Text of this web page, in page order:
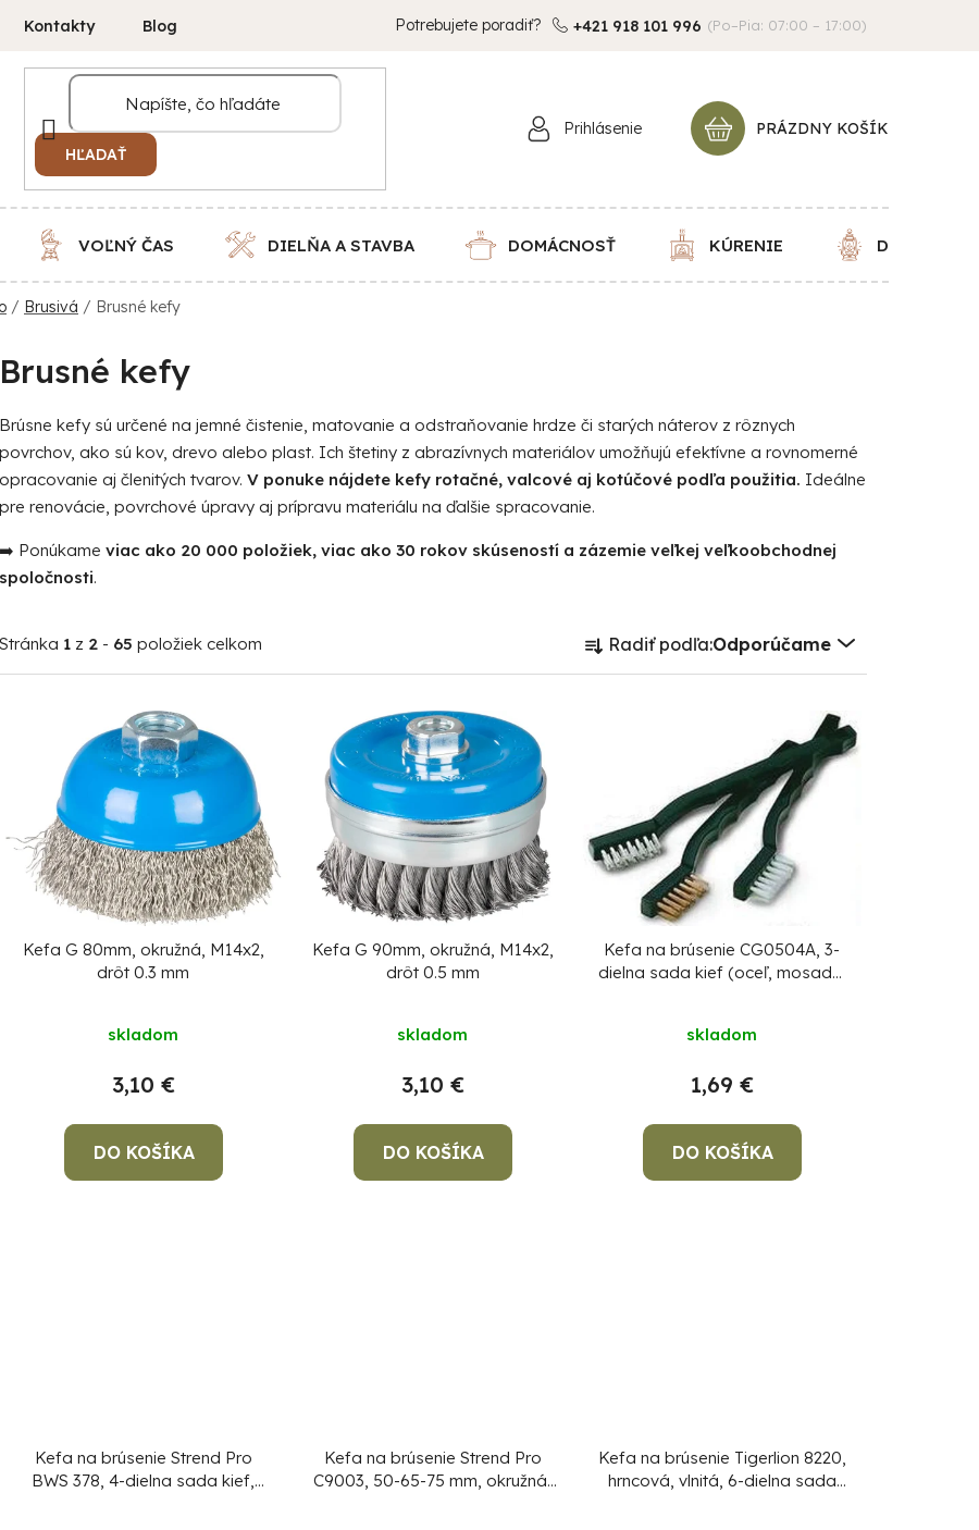
Kontakty Blog Potrebujete poradiť? +421 918 101 996 (Po–Pia: 07:00 – 17:00)
HĽADAŤ
Prihlásenie
NÁKUPNÝ
KOŠÍK
PRÁZDNY KOŠÍK
VOĽNÝ ČAS DIELŇA A STAVBA DOMÁCNOSŤ KÚRENIE DEKORÁCIE
/ Brusivá / Brusné kefy
Brusné kefy
Brúsne kefy sú určené na jemné čistenie, matovanie a odstraňovanie hrdze či starých náterov z rôznych
povrchov, ako sú kov, drevo alebo plast. Ich štetiny z abrazívnych materiálov umožňujú efektívne a rovnomerné
opracovanie aj členitých tvarov. V ponuke nájdete kefy rotačné, valcové aj kotúčové podľa použitia. Ideálne
pre renovácie, povrchové úpravy aj prípravu materiálu na ďalšie spracovanie.
➡️ Ponúkame viac ako 20 000 položiek, viac ako 30 rokov skúseností a zázemie veľkej veľkoobchodnej
spoločnosti.
Stránka 1 z 2 - 65 položiek celkom
R
a
e
p
u
Radiť podľa:Odporúčame
s
Kefa G 80mm, okružná, M14x2,
drôt 0.3 mm
skladom
3,10 €
DO KOŠÍKA
Kefa G 90mm, okružná, M14x2,
drôt 0.5 mm
skladom
3,10 €
DO KOŠÍKA
Kefa na brúsenie CG0504A, 3-
dielna sada kief (oceľ, mosadz,
skladom
1,69 €
DO KOŠÍKA
Kefa na brúsenie Strend Pro
BWS 378, 4-dielna sada kief,
Kefa na brúsenie Strend Pro
C9003, 50-65-75 mm, okružná,
Kefa na brúsenie Tigerlion 8220,
hrncová, vlnitá, 6-dielna sada